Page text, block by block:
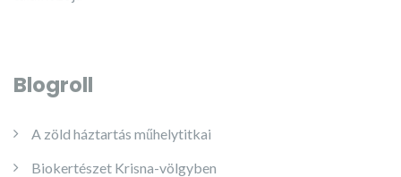
Blogroll
A zöld háztartás műhelytitkai
Biokertészet Krisna-völgyben